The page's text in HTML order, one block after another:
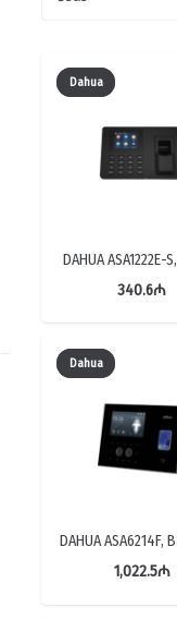
Dahua
DAHUA ASA1222E-
340.6₼
Dahua
DAHUA ASA6214F,
1,022.5₼